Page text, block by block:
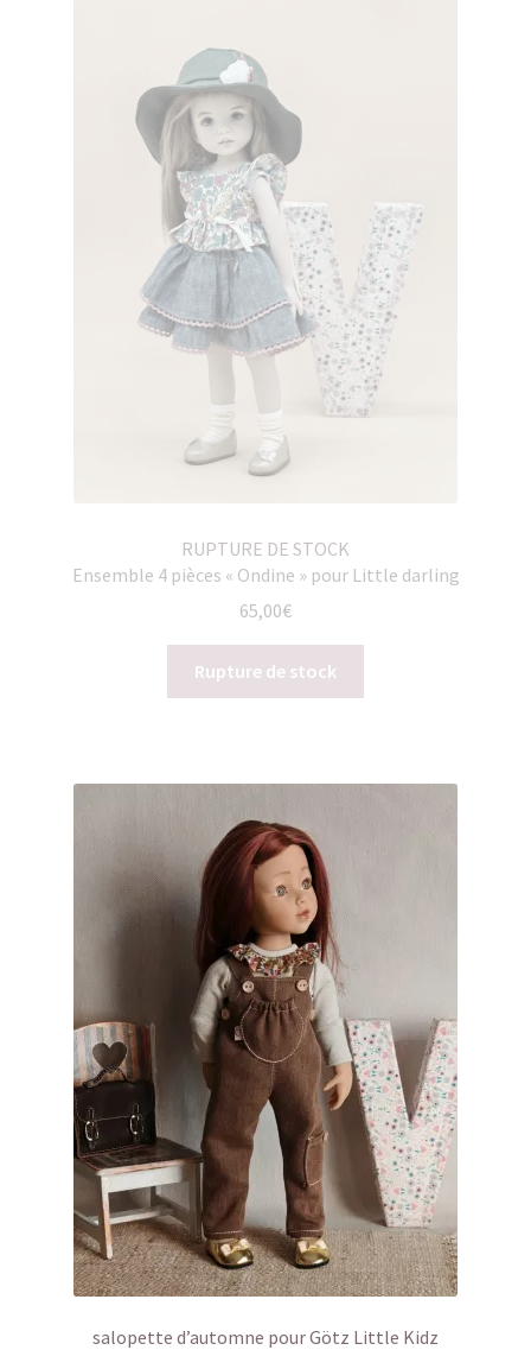
RUPTURE DE STOCK
Ensemble 4 pièces « Ondine » pour Little darling
65,00€
Rupture de stock
salopette d’automne pour Götz Little Kidz